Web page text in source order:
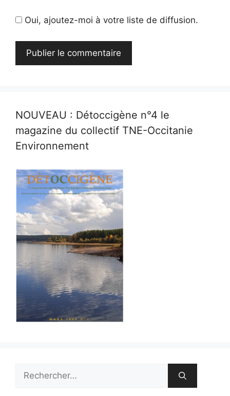
Oui, ajoutez-moi à votre liste de diffusion.
NOUVEAU : Détoccigène n°4 le
magazine du collectif TNE-Occitanie
Environnement
Rechercher :